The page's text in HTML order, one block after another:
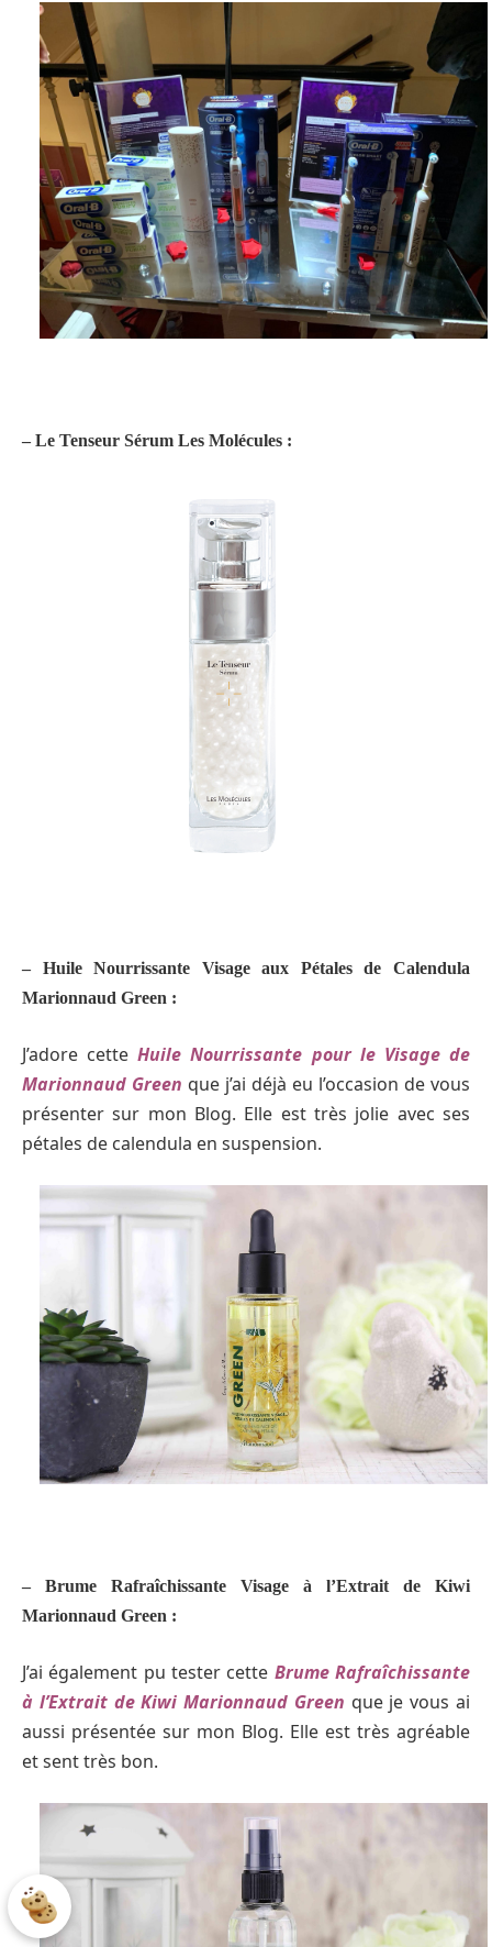
– Le Tenseur Sérum Les Molécules :
– Huile Nourrissante Visage aux Pétales de Calendula
Marionnaud Green :
J’adore cetteHuile Nourrissante pour le Visage de
Marionnaud Green que j’ai déjà eu l’occasion de vous
présenter sur mon Blog. Elle est très jolie avec ses
pétales de calendula en suspension.
– Brume Rafraîchissante Visage à l’Extrait de Kiwi
Marionnaud Green :
J’ai également pu tester cette Brume Rafraîchissante
à l’Extrait de Kiwi Marionnaud Green que je vous ai
aussi présentée sur mon Blog. Elle est très agréable
et sent très bon.